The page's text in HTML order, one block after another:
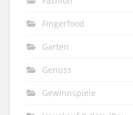
Fingerfood
Garten
Genuss
Gewinnspiele